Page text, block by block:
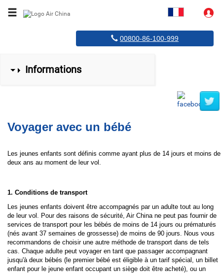
Passagères
enceintes,
00800-86-100-999
Dérouler
Réduire
Informations
Voyager avec un bébé
Les jeunes enfants sont définis comme ayant plus de 14 jours et moins de
deux ans au moment de leur vol.
1. Conditions de transport
Les jeunes enfants doivent être accompagnés par un adulte tout au long
de leur vol. Pour des raisons de sécurité, Air China ne peut pas fournir de
services de transport pour les bébés de moins de 14 jours ou prématurés
(nés avant 37 semaines de grossesse) de moins de 90 jours. Nous vous
recommandons de choisir une autre méthode de transport dans de tels
cas. Chaque adulte peut voyager en tant que passager accompagnant
jusqu'à deux bébés (le premier bébé est éligible à un tarif spécial, un billet
enfant pour le jeune enfant occupant un siège doit être acheté), ou un